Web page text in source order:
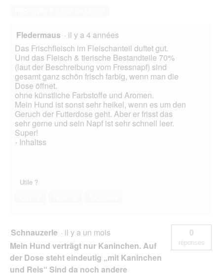
Fledermaus · il y a 4 années
Das Frischfleisch im Fleischanteil duftet gut.
Und das Fleisch & tierische Bestandteile 70%
(laut der Beschreibung vom Fressnapf) sind
gesamt ganz schön frisch farbig, wenn man die
Dose öffnet.
ohne künstliche Farbstoffe und Aromen.
Mein Hund ist sonst sehr heikel, wenn es um den
Geruch der Futterdose geht. Aber er frisst das
sehr gerne und sein Napf ist sehr schnell leer.
Super!
› Inhaltss
Utile ?
Schnauzerle · il y a un mois
Mein Hund verträgt nur Kaninchen. Auf
der Dose steht eindeutig „mit Kaninchen
und Reis“ Sind da noch andere
0
réponses